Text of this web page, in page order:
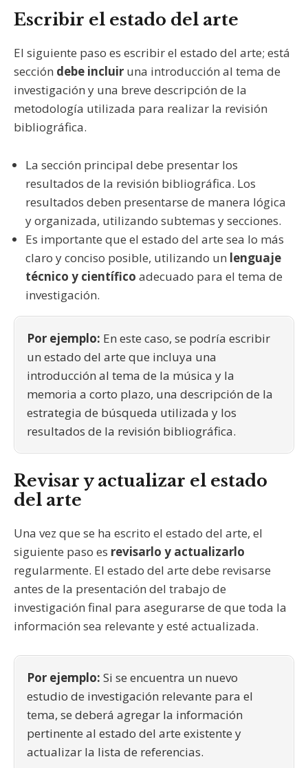
Escribir el estado del arte
El siguiente paso es escribir el estado del arte; está
sección debe incluir una introducción al tema de
investigación y una breve descripción de la
metodología utilizada para realizar la revisión
bibliográfica.
La sección principal debe presentar los
resultados de la revisión bibliográfica. Los
resultados deben presentarse de manera lógica
y organizada, utilizando subtemas y secciones.
Es importante que el estado del arte sea lo más
claro y conciso posible, utilizando un lenguaje
técnico y científico adecuado para el tema de
investigación.
Por ejemplo: En este caso, se podría escribir
un estado del arte que incluya una
introducción al tema de la música y la
memoria a corto plazo, una descripción de la
estrategia de búsqueda utilizada y los
resultados de la revisión bibliográfica.
Revisar y actualizar el estado
del arte
Una vez que se ha escrito el estado del arte, el
siguiente paso es revisarlo y actualizarlo
regularmente. El estado del arte debe revisarse
antes de la presentación del trabajo de
investigación final para asegurarse de que toda la
información sea relevante y esté actualizada.
Por ejemplo: Si se encuentra un nuevo
estudio de investigación relevante para el
tema, se deberá agregar la información
pertinente al estado del arte existente y
actualizar la lista de referencias.